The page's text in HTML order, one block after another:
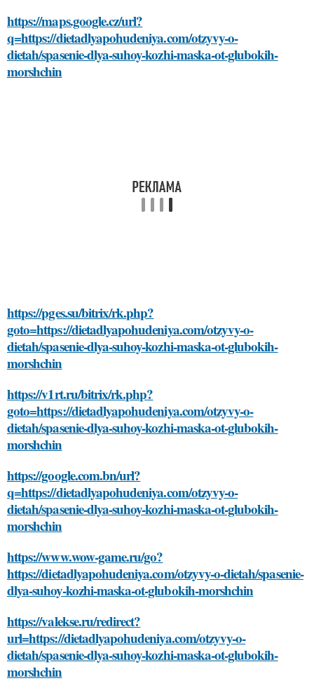
https://maps.google.cz/url?
q=https://dietadlyapohudeniya.com/otzyvy-o-
dietah/spasenie-dlya-suhoy-kozhi-maska-ot-glubokih-
morshchin
https://pges.su/bitrix/rk.php?
goto=https://dietadlyapohudeniya.com/otzyvy-o-
dietah/spasenie-dlya-suhoy-kozhi-maska-ot-glubokih-
morshchin
https://v1rt.ru/bitrix/rk.php?
goto=https://dietadlyapohudeniya.com/otzyvy-o-
dietah/spasenie-dlya-suhoy-kozhi-maska-ot-glubokih-
morshchin
https://google.com.bn/url?
q=https://dietadlyapohudeniya.com/otzyvy-o-
dietah/spasenie-dlya-suhoy-kozhi-maska-ot-glubokih-
morshchin
https://www.wow-game.ru/go?
https://dietadlyapohudeniya.com/otzyvy-o-dietah/spasenie-
dlya-suhoy-kozhi-maska-ot-glubokih-morshchin
https://valekse.ru/redirect?
url=https://dietadlyapohudeniya.com/otzyvy-o-
dietah/spasenie-dlya-suhoy-kozhi-maska-ot-glubokih-
morshchin